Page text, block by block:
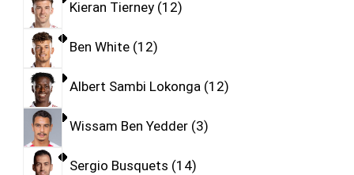
Kieran Tierney 12
Ben White 12
Albert Sambi Lokonga 12
Wissam Ben Yedder 3
Sergio Busquets 14